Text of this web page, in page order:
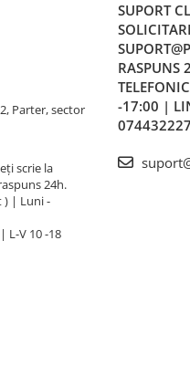
Parter, sector
scrie la
24h.
) | Luni -
L-V 10 -18
SUPORT
RASPUNS
-17:00 |